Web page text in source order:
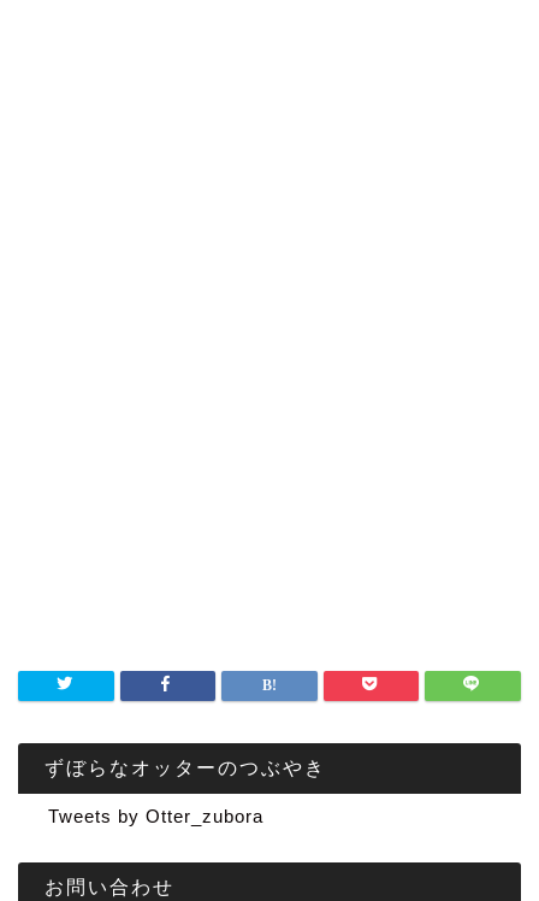
ずぼらなオッターのつぶやき
Tweets by Otter_zubora
お問い合わせ